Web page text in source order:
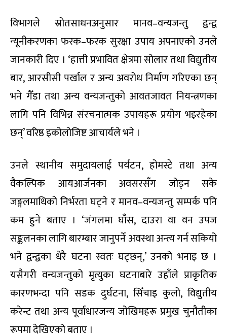
विभागले स्रोतसाधनअनुसार मानव–वन्यजन्तु द्वन्द्व
न्यूनीकरणका फरक–फरक सुरक्षा उपाय अपनाएको उनले
जानकारी दिए । ‘हात्ती प्रभावित क्षेत्रमा सोलार तथा विद्युतीय
बार, आरसीसी पर्खाल र अन्य अवरोध निर्माण गरिएका छन्
भने गैँडा तथा अन्य वन्यजन्तुको आवतजावत नियन्त्रणका
लागि पनि विभिन्न संरचनात्मक उपायहरू प्रयोग भइरहेका
छन्’ वरिष्ठ इकोलोजिष्ट आचार्यले भने ।
उनले स्थानीय समुदायलाई पर्यटन, होमस्टे तथा अन्य
वैकल्पिक आयआर्जनका अवसरसँग जोड्न सके
जङ्गलमाथिको निर्भरता घट्ने र मानव–वन्यजन्तु सम्पर्क पनि
कम हुने बताए । ‘जंगलमा घाँस, दाउरा वा वन उपज
सङ्कलनका लागि बारम्बार जानुपर्ने अवस्था अन्त्य गर्न सकियो
भने द्वन्द्वका धेरै घटना स्वतः घट्छन्,’ उनको भनाइ छ ।
यसैगरी वन्यजन्तुको मृत्युका घटनाबारे उहाँले प्राकृतिक
कारणभन्दा पनि सडक दुर्घटना, सिँचाइ कुलो, विद्युतीय
करेन्ट तथा अन्य पूर्वाधारजन्य जोखिमहरू प्रमुख चुनौतीका
रूपमा देखिएको बताए ।